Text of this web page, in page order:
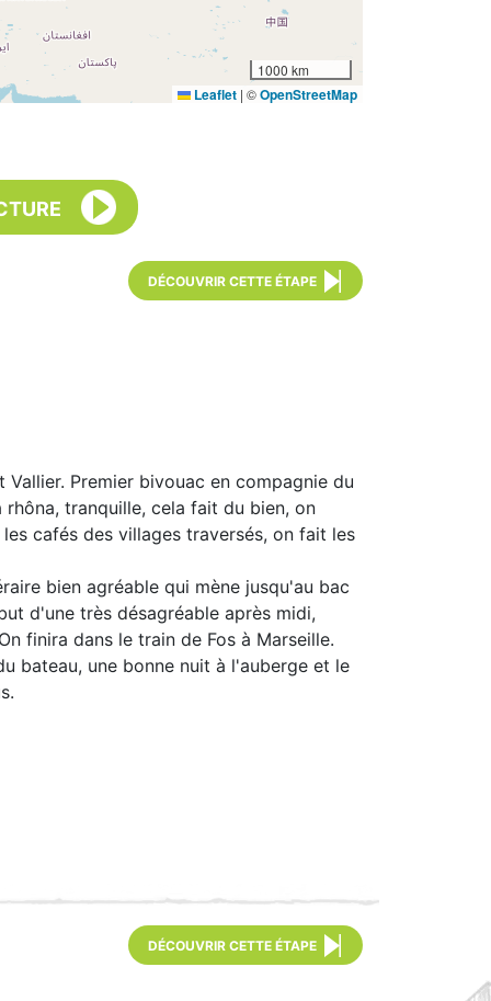
1000 km
Leaflet | ©OpenStreetMap
DÉCOUVRIR CETTE ÉTAPE
Premier bivouac en compagnie du
tranquille, cela fait du bien, on
cafés des villages traversés, on fait les
bien agréable qui mène jusqu'au bac
d'une très désagréable après midi,
finira dans le train de Fos à Marseille.
bateau, une bonne nuit à l'auberge et le
DÉCOUVRIR CETTE ÉTAPE